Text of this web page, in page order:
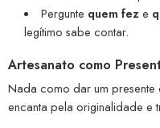
Pergunte quem feze
legítimo sabe contar.
Artesanato como
Nada como dar um presente
encanta pela originalidade e